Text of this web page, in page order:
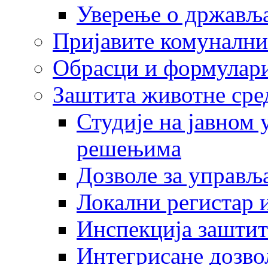
Уверење о
Пријавите
Обрасци и
Заштита животне
Студије на
решењима
Дозволе за
Локални регистар
Инспекција
Интегрисане